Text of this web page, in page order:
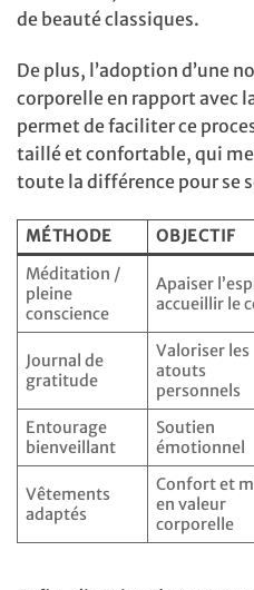
de beauté classiques.
De plus, l’adoption d’une
corporelle en rapport avec
permet de faciliter ce
taillé et confortable, qui
toute la différence pour se
MÉTHODE OBJECTIF
Méditation /
pleine
conscience
Apaiser
accueillir le
Journal de
gratitude
Valoriser les
atouts
personnels
Entourage
bienveillant
Soutien
émotionnel
Vêtements
adaptés
Confort et
en valeur
corporelle